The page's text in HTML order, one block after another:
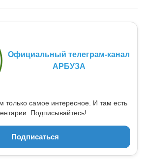
Официальный телеграм-канал
АРБУЗА
только самое интересное. И там есть
Подписывайтесь!
Подписаться